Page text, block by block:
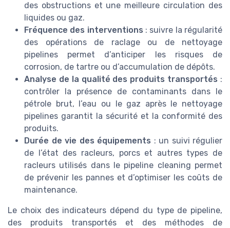
des obstructions et une meilleure circulation des
liquides ou gaz.
Fréquence des interventions : suivre la régularité
des opérations de raclage ou de nettoyage
pipelines permet d’anticiper les risques de
corrosion, de tartre ou d’accumulation de dépôts.
Analyse de la qualité des produits transportés :
contrôler la présence de contaminants dans le
pétrole brut, l’eau ou le gaz après le nettoyage
pipelines garantit la sécurité et la conformité des
produits.
Durée de vie des équipements : un suivi régulier
de l’état des racleurs, porcs et autres types de
racleurs utilisés dans le pipeline cleaning permet
de prévenir les pannes et d’optimiser les coûts de
maintenance.
Le choix des indicateurs dépend du type de pipeline,
des produits transportés et des méthodes de